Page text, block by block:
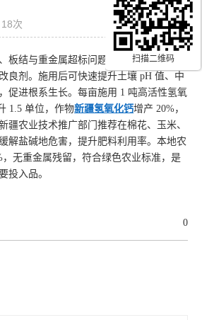
18次
板结与重金属超标问题，氢氧化钙（熟石
良剂。施用后可快速提升土壤 pH 值、中
促进根系生长。每亩施用 1 吨高活性氢氧
1.5 单位，作物新疆氢氧化钙增产 20%，
疆农业技术推广部门推荐在棉花、玉米、
解盐碱地危害，提升肥料利用率。本地农
，无重金属残留，符合绿色农业标准，是
投入品。
0
扫描二维码